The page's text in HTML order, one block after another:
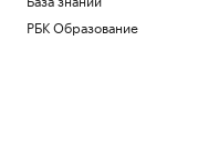
РБК Образование